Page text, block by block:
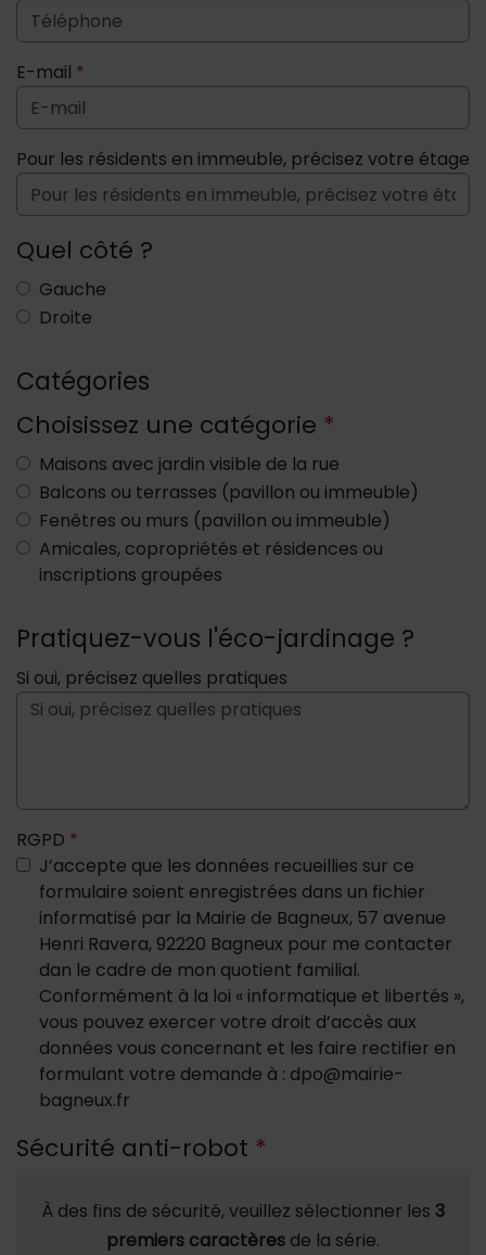
E-mail *
Pour les résidents en immeuble, précisez votre étage
Quel côté ?
Gauche
Droite
Catégories
Choisissez une catégorie *
Maisons avec jardin visible de la rue
Balcons ou terrasses (pavillon ou immeuble)
Fenêtres ou murs (pavillon ou immeuble)
Amicales, copropriétés et résidences ou
inscriptions groupées
Pratiquez-vous l'éco-jardinage ?
Si oui, précisez quelles pratiques
RGPD *
J’accepte que les données recueillies sur ce
formulaire soient enregistrées dans un fichier
informatisé par la Mairie de Bagneux, 57 avenue
Henri Ravera, 92220 Bagneux pour me contacter
dan le cadre de mon quotient familial.
Conformément à la loi « informatique et libertés »,
vous pouvez exercer votre droit d’accès aux
données vous concernant et les faire rectifier en
formulant votre demande à : dpo@mairie-
bagneux.fr
Sécurité anti-robot *
À des fins de sécurité, veuillez sélectionner les 3
premiers caractères de la série.